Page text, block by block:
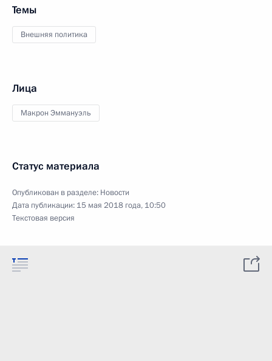
Темы
Внешняя политика
Лица
Макрон Эммануэль
Статус материала
Опубликован в разделе: Новости
Дата публикации: 15 мая 2018 года, 10:50
Текстовая версия